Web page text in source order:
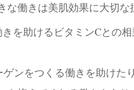
な働きは美肌効果に大切
を助けるビタミンCとの
ゲンをつくる働きを助けた